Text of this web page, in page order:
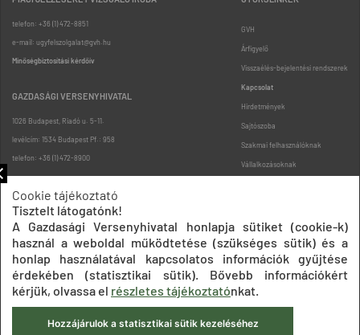
telefon: +36 (1) 472-8851
e-mail: ugyfelszolgalat@gvh.hu
Minőségbiztosítási kérdőív
GAZDASÁGI VERSENYHIVATAL
1026 Budapest, Riadó u. 5-11.
levélcím: 1534 Budapest Pf.: 958
telefon: +36 (1) 472-8900
GVH
Árfigyelő
Visszaélés-bejelentési rendszerek
Kapcsolat
Hirdetmények
Sajtószoba
Szakmai felhasználóknak
Vállalkozásoknak
Oldaltérkép
Impresszum Adatkezelési tájékoztatók Akadálymentesítési nyilatkozat
Cookie tájékoztató
Tisztelt látogatónk!
A Gazdasági Versenyhivatal honlapja sütiket (cookie-k)
használ a weboldal működtetése (szükséges sütik) és a
honlap használatával kapcsolatos információk gyűjtése
érdekében (statisztikai sütik). Bővebb információkért
kérjük, olvassa el részletes tájékoztatónkat.
Hozzájárulok a statisztikai sütik kezeléséhez